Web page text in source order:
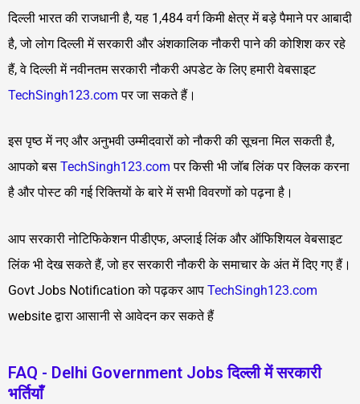
दिल्ली भारत की राजधानी है, यह 1,484 वर्ग किमी क्षेत्र में बड़े पैमाने पर आबादी
है, जो लोग दिल्ली में सरकारी और अंशकालिक नौकरी पाने की कोशिश कर रहे
हैं, वे दिल्ली में नवीनतम सरकारी नौकरी अपडेट के लिए हमारी वेबसाइट
TechSingh123.com पर जा सकते हैं।
इस पृष्ठ में नए और अनुभवी उम्मीदवारों को नौकरी की सूचना मिल सकती है,
आपको बस TechSingh123.com पर किसी भी जॉब लिंक पर क्लिक करना
है और पोस्ट की गई रिक्तियों के बारे में सभी विवरणों को पढ़ना है।
आप सरकारी नोटिफिकेशन पीडीएफ, अप्लाई लिंक और ऑफिशियल वेबसाइट
लिंक भी देख सकते हैं, जो हर सरकारी नौकरी के समाचार के अंत में दिए गए हैं।
Govt Jobs Notification को पढ़कर आप TechSingh123.com
website द्वारा आसानी से आवेदन कर सकते हैं
FAQ - Delhi Government Jobs दिल्ली में सरकारी
भर्तियाँ